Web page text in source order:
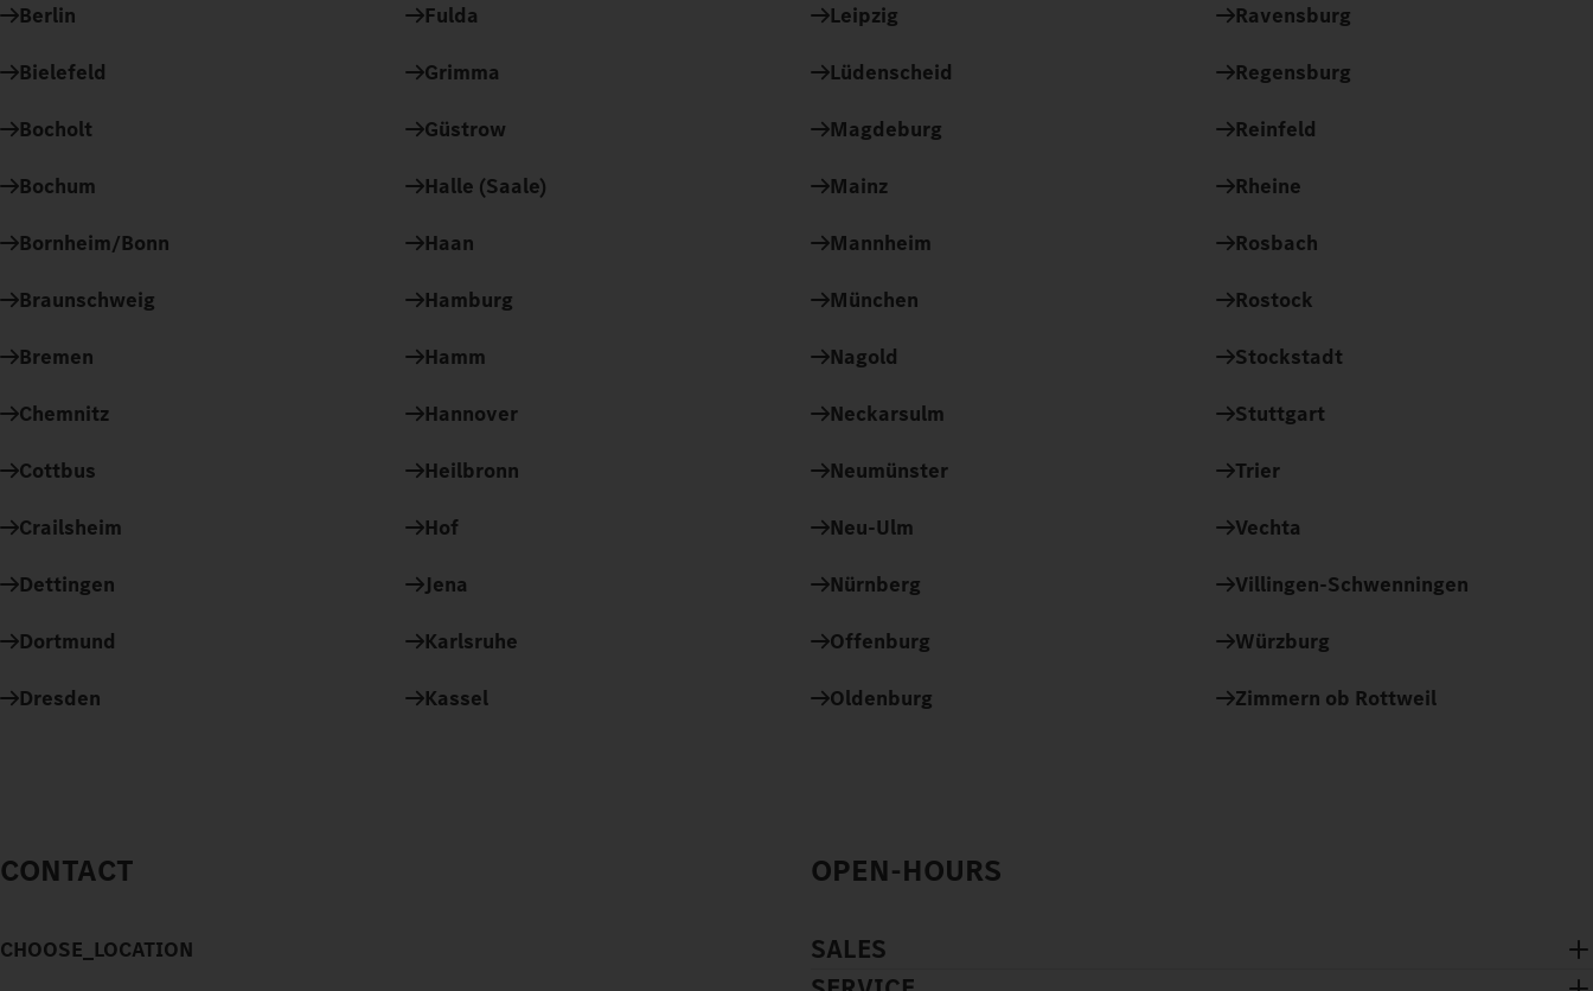
Berlin
Bielefeld
Bocholt
Bochum
Bornheim/Bonn
Braunschweig
Bremen
Chemnitz
Cottbus
Crailsheim
Dettingen
Dortmund
Dresden
Fulda
Grimma
Güstrow
Halle (Saale)
Haan
Hamburg
Hamm
Hannover
Heilbronn
Hof
Jena
Karlsruhe
Kassel
Leipzig
Lüdenscheid
Magdeburg
Mainz
Mannheim
München
Nagold
Neckarsulm
Neumünster
Neu-Ulm
Nürnberg
Offenburg
Oldenburg
Ravensburg
Regensburg
Reinfeld
Rheine
Rosbach
Rostock
Stockstadt
Stuttgart
Trier
Vechta
Villingen-Schwenningen
Würzburg
Zimmern ob Rottweil
CONTACT
CHOOSE_LOCATION
OPEN-HOURS
SALES